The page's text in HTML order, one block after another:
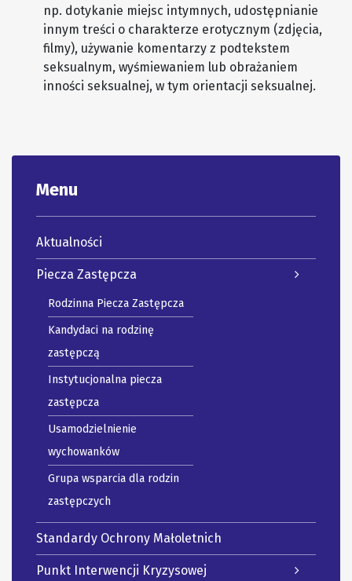
Menu
Aktualności
Piecza Zastępcza
Rodzinna Piecza Zastępcza
Kandydaci na rodzinę
zastępczą
Instytucjonalna piecza
zastępcza
Usamodzielnienie
wychowanków
Grupa wsparcia dla rodzin
zastępczych
Standardy Ochrony Małoletnich
Punkt Interwencji Kryzysowej
np. dotykanie miejsc intymnych, udostępnianie
innym treści o charakterze erotycznym (zdjęcia,
filmy), używanie komentarzy z podtekstem
seksualnym, wyśmiewaniem lub obrażaniem
inności seksualnej, w tym orientacji seksualnej.